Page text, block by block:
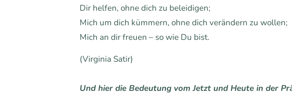
Dir helfen, ohne dich zu beleidigen;
Mich um dich kümmern, ohne dich verändern zu wollen;
Mich an dir freuen – so wie Du bist.
(Virginia Satir)
Und hier die Bedeutung vom Jetzt und Heute in der